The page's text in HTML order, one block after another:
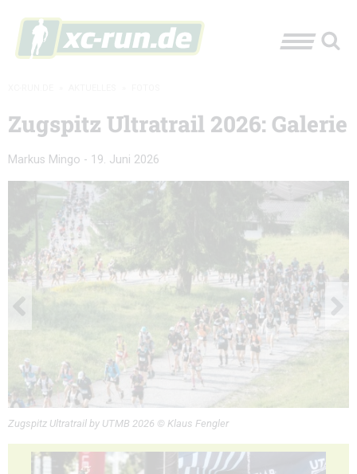
Zugspitz Ultratrail 2026: Galerie
Markus Mingo - 19. Juni 2026
Zugspitz Ultratrail by UTMB 2026 © Klaus Fengler